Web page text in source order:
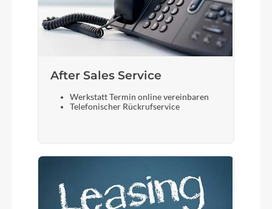
After Sales Service
Werkstatt Termin online vereinbaren
Telefonischer Rückrufservice